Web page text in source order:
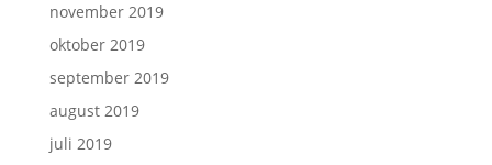
november 2019
oktober 2019
september 2019
august 2019
juli 2019